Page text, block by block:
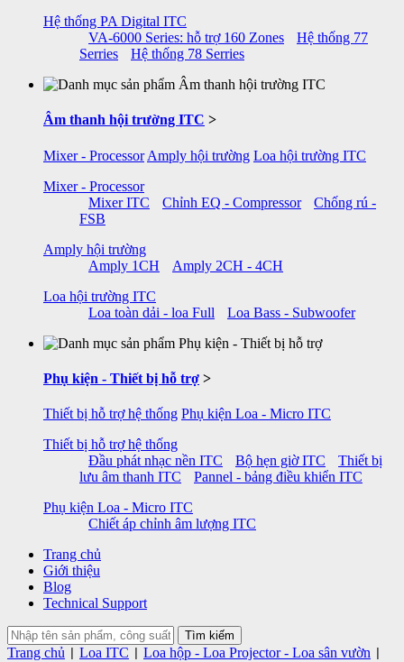
Hệ thống PA Digital ITC
VA-6000 Series: hỗ trợ 160 Zones
Hệ thống 77
Serries
Hệ thống 78 Serries
Âm thanh hội trường ITC >
Mixer - Processor Amply hội trường Loa hội trường ITC
Mixer - Processor
Mixer ITC
Chỉnh EQ - Compressor
Chống rú -
FSB
Amply hội trường
Amply 1CH
Amply 2CH - 4CH
Loa hội trường ITC
Loa toàn dải - loa Full
Loa Bass - Subwoofer
Phụ kiện - Thiết bị hỗ trợ >
Thiết bị hỗ trợ hệ thống Phụ kiện Loa - Micro ITC
Thiết bị hỗ trợ hệ thống
Đầu phát nhạc nền ITC
Bộ hẹn giờ ITC
Thiết bị
lưu âm thanh ITC
Pannel - bảng điều khiển ITC
Phụ kiện Loa - Micro ITC
Chiết áp chỉnh âm lượng ITC
Trang chủ
Giới thiệu
Blog
Technical Support
Trang chủ Loa ITC Loa hộp - Loa Projector - Loa sân vườn